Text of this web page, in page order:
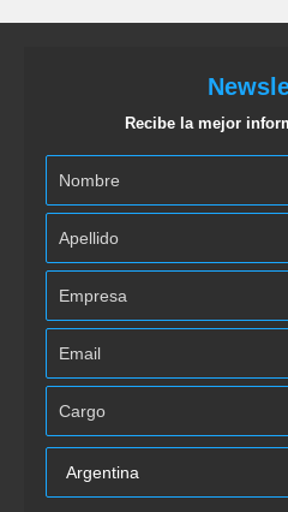
Recibe la mejor